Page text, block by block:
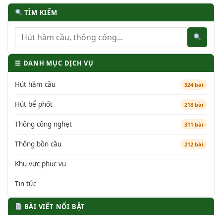
TÌM KIẾM
☰ DANH MỤC DỊCH VỤ
Hút hầm cầu 324 bài
Hút bể phốt 218 bài
Thông cống nghẹt 311 bài
Thông bồn cầu 212 bài
Khu vực phục vụ
Tin tức
BÀI VIẾT NỔI BẬT